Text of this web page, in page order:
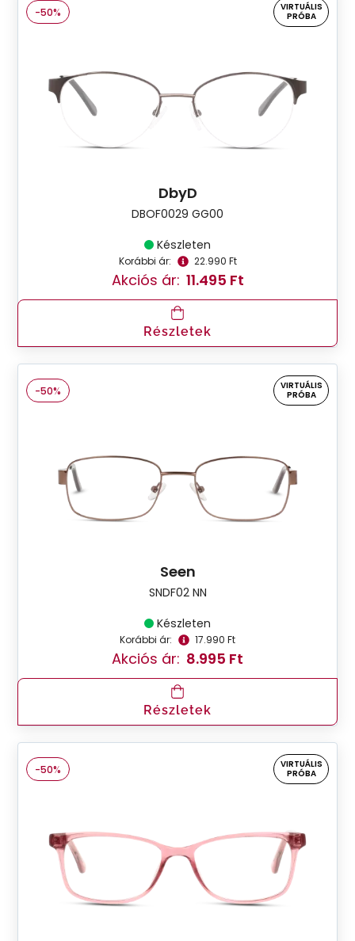
-50%
VIRTUÁLIS
PRÓBA
DbyD
DBOF0029 GG00
Készleten
Korábbi ár: 22.990 Ft
Akciós ár: 11.495 Ft
Részletek
-50%
VIRTUÁLIS
PRÓBA
Seen
SNDF02 NN
Készleten
Korábbi ár: 17.990 Ft
Akciós ár: 8.995 Ft
Részletek
-50%
VIRTUÁLIS
PRÓBA